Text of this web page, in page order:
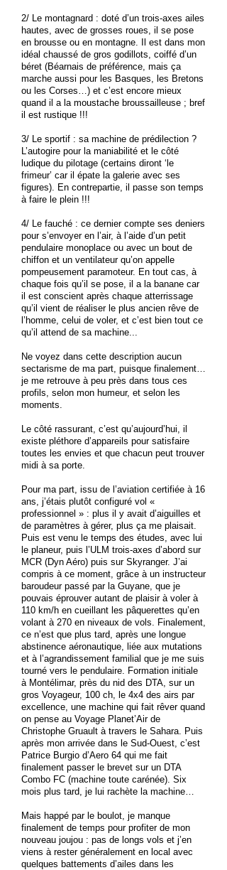
2/ Le montagnard : doté d’un trois-axes ailes
hautes, avec de grosses roues, il se pose
en brousse ou en montagne. Il est dans mon
idéal chaussé de gros godillots, coiffé d’un
béret (Béarnais de préférence, mais ça
marche aussi pour les Basques, les Bretons
ou les Corses…) et c’est encore mieux
quand il a la moustache broussailleuse ; bref
il est rustique !!!
3/ Le sportif : sa machine de prédilection ?
L’autogire pour la maniabilité et le côté
ludique du pilotage (certains diront ‘le
frimeur’ car il épate la galerie avec ses
figures). En contrepartie, il passe son temps
à faire le plein !!!
4/ Le fauché : ce dernier compte ses deniers
pour s’envoyer en l’air, à l’aide d’un petit
pendulaire monoplace ou avec un bout de
chiffon et un ventilateur qu’on appelle
pompeusement paramoteur. En tout cas, à
chaque fois qu’il se pose, il a la banane car
il est conscient après chaque atterrissage
qu’il vient de réaliser le plus ancien rêve de
l’homme, celui de voler, et c’est bien tout ce
qu’il attend de sa machine...
Ne voyez dans cette description aucun
sectarisme de ma part, puisque finalement…
je me retrouve à peu près dans tous ces
profils, selon mon humeur, et selon les
moments.
Le côté rassurant, c’est qu’aujourd’hui, il
existe pléthore d’appareils pour satisfaire
toutes les envies et que chacun peut trouver
midi à sa porte.
Pour ma part, issu de l’aviation certifiée à 16
ans, j’étais plutôt configuré vol «
professionnel » : plus il y avait d’aiguilles et
de paramètres à gérer, plus ça me plaisait.
Puis est venu le temps des études, avec lui
le planeur, puis l’ULM trois-axes d’abord sur
MCR (Dyn Aéro) puis sur Skyranger. J’ai
compris à ce moment, grâce à un instructeur
baroudeur passé par la Guyane, que je
pouvais éprouver autant de plaisir à voler à
110 km/h en cueillant les pâquerettes qu’en
volant à 270 en niveaux de vols. Finalement,
ce n’est que plus tard, après une longue
abstinence aéronautique, liée aux mutations
et à l’agrandissement familial que je me suis
tourné vers le pendulaire. Formation initiale
à Montélimar, près du nid des DTA, sur un
gros Voyageur, 100 ch, le 4x4 des airs par
excellence, une machine qui fait rêver quand
on pense au Voyage Planet’Air de
Christophe Gruault à travers le Sahara. Puis
après mon arrivée dans le Sud-Ouest, c’est
Patrice Burgio d’Aero 64 qui me fait
finalement passer le brevet sur un DTA
Combo FC (machine toute carénée). Six
mois plus tard, je lui rachète la machine…
Mais happé par le boulot, je manque
finalement de temps pour profiter de mon
nouveau joujou : pas de longs vols et j’en
viens à rester généralement en local avec
quelques battements d’ailes dans les